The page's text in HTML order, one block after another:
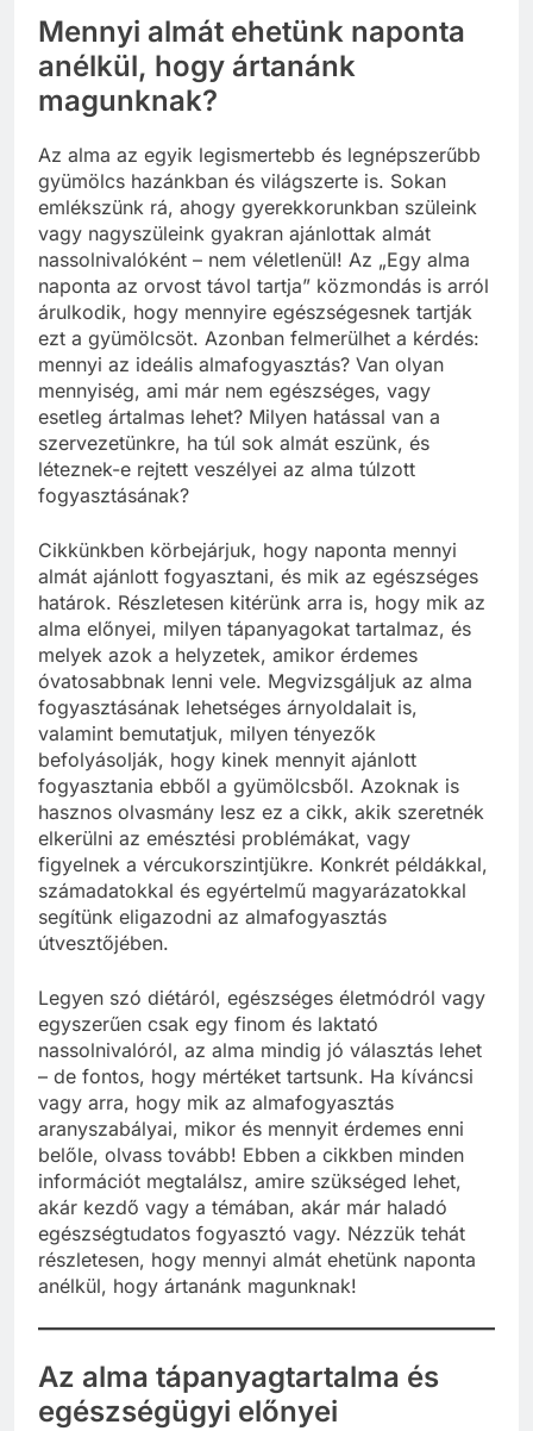
Mennyi almát ehetünk naponta
anélkül, hogy ártanánk
magunknak?
Az alma az egyik legismertebb és legnépszerűbb
gyümölcs hazánkban és világszerte is. Sokan
emlékszünk rá, ahogy gyerekkorunkban szüleink
vagy nagyszüleink gyakran ajánlottak almát
nassolnivalóként – nem véletlenül! Az „Egy alma
naponta az orvost távol tartja” közmondás is arról
árulkodik, hogy mennyire egészségesnek tartják
ezt a gyümölcsöt. Azonban felmerülhet a kérdés:
mennyi az ideális almafogyasztás? Van olyan
mennyiség, ami már nem egészséges, vagy
esetleg ártalmas lehet? Milyen hatással van a
szervezetünkre, ha túl sok almát eszünk, és
léteznek-e rejtett veszélyei az alma túlzott
fogyasztásának?
Cikkünkben körbejárjuk, hogy naponta mennyi
almát ajánlott fogyasztani, és mik az egészséges
határok. Részletesen kitérünk arra is, hogy mik az
alma előnyei, milyen tápanyagokat tartalmaz, és
melyek azok a helyzetek, amikor érdemes
óvatosabbnak lenni vele. Megvizsgáljuk az alma
fogyasztásának lehetséges árnyoldalait is,
valamint bemutatjuk, milyen tényezők
befolyásolják, hogy kinek mennyit ajánlott
fogyasztania ebből a gyümölcsből. Azoknak is
hasznos olvasmány lesz ez a cikk, akik szeretnék
elkerülni az emésztési problémákat, vagy
figyelnek a vércukorszintjükre. Konkrét példákkal,
számadatokkal és egyértelmű magyarázatokkal
segítünk eligazodni az almafogyasztás
útvesztőjében.
Legyen szó diétáról, egészséges életmódról vagy
egyszerűen csak egy finom és laktató
nassolnivalóról, az alma mindig jó választás lehet
– de fontos, hogy mértéket tartsunk. Ha kíváncsi
vagy arra, hogy mik az almafogyasztás
aranyszabályai, mikor és mennyit érdemes enni
belőle, olvass tovább! Ebben a cikkben minden
információt megtalálsz, amire szükséged lehet,
akár kezdő vagy a témában, akár már haladó
egészségtudatos fogyasztó vagy. Nézzük tehát
részletesen, hogy mennyi almát ehetünk naponta
anélkül, hogy ártanánk magunknak!
Az alma tápanyagtartalma és
egészségügyi előnyei